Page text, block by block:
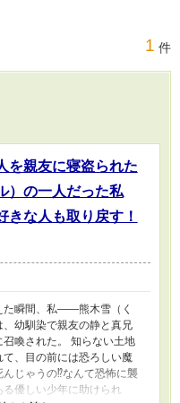
1 件
を親友に寝盗られた
）の一人だった私
きな人も取り戻す！
た瞬間、私――熊木雪（く
幼馴染で親友の静と真兄
召喚された。 知らない土地
て、目の前には恐ろしい魔
じゃうの⁉なんて恐怖に襲
優しい少年に助けられ